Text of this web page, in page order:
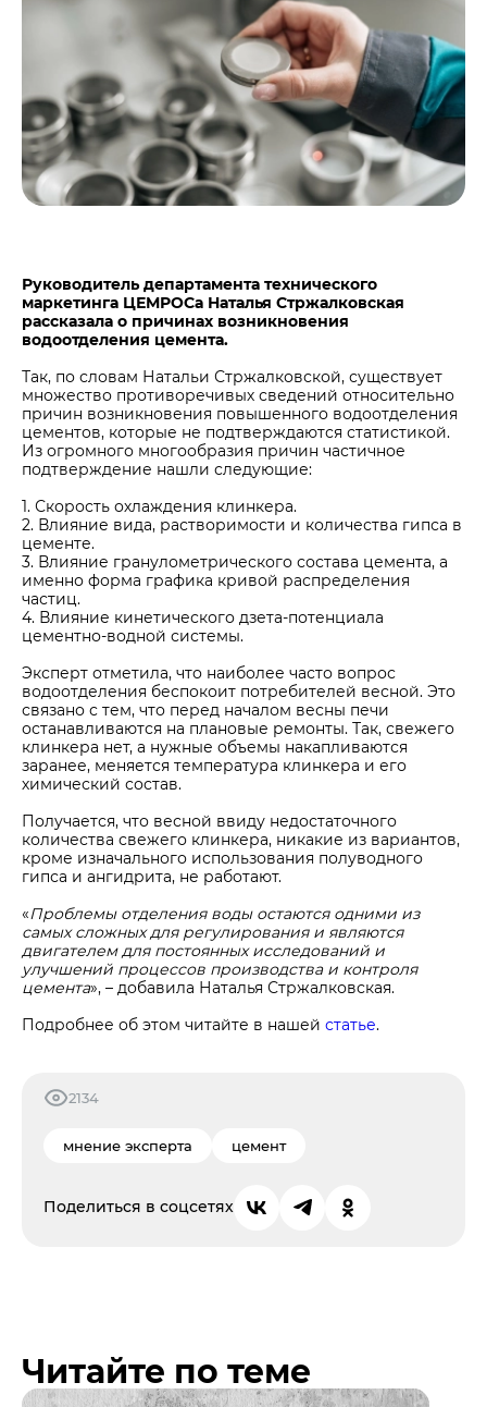
Руководитель департамента технического
маркетинга ЦЕМРОСа Наталья Стржалковская
рассказала о причинах возникновения
водоотделения цемента.
Так, по словам Натальи Стржалковской, существует
множество противоречивых сведений относительно
причин возникновения повышенного водоотделения
цементов, которые не подтверждаются статистикой.
Из огромного многообразия причин частичное
подтверждение нашли следующие:
1. Скорость охлаждения клинкера.
2. Влияние вида, растворимости и количества гипса в
цементе.
3. Влияние гранулометрического состава цемента, а
именно форма графика кривой распределения
частиц.
4. Влияние кинетического дзета-потенциала
цементно-водной системы.
Эксперт отметила, что наиболее часто вопрос
водоотделения беспокоит потребителей весной. Это
связано с тем, что перед началом весны печи
останавливаются на плановые ремонты. Так, свежего
клинкера нет, а нужные объемы накапливаются
заранее, меняется температура клинкера и его
химический состав.
Получается, что весной ввиду недостаточного
количества свежего клинкера, никакие из вариантов,
кроме изначального использования полуводного
гипса и ангидрита, не работают.
«Проблемы отделения воды остаются одними из
самых сложных для регулирования и являются
двигателем для постоянных исследований и
улучшений процессов производства и контроля
цемента», – добавила Наталья Стржалковская.
Подробнее об этом читайте в нашей статье.
2134
мнение эксперта цемент
Поделиться в соцсетях
Читайте по теме
Центры дистрибуции
Реализация ТМЦ и непрофильных активов
Политика в области закупок
В помощь поставщику
Не только цемент
Люди ЦЕМРОСа
Технологии и тренды
Издание для клиентов
Аналитика цементной отрасли
Медиабанк
Контакты
Контакты для СМИ